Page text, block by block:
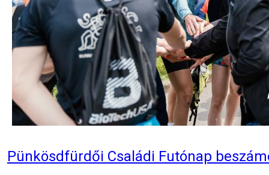
Pünkösdfürdői Családi Futónap